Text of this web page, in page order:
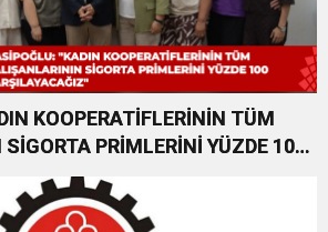
KOOPERATİFLERİNİN TÜM
PRİMLERİNİ YÜZDE 100